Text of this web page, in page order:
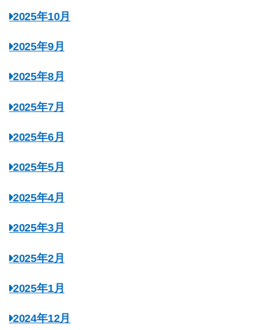
2025年10月
2025年9月
2025年8月
2025年7月
2025年6月
2025年5月
2025年4月
2025年3月
2025年2月
2025年1月
2024年12月